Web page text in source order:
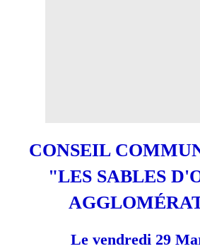
CONSEIL
"LES SABLES
Le vendredi 29